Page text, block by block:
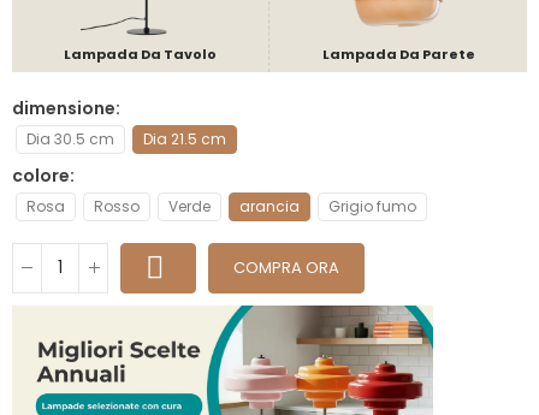
Lampada Da Tavolo Lampada Da Parete
dimensione
Dia 30.5 cm Dia 21.5 cm
colore
Rosa Rosso Verde arancia Grigio fumo
COMPRA ORA